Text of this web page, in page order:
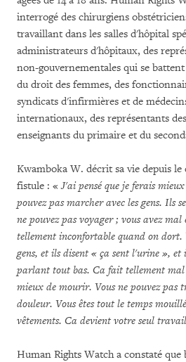
interrogé des chirurgiens
travaillant dans les salles d'hôpital
administrateurs d'hôpitaux, des
non-gouvernementales qui se
du droit des femmes, des
syndicats d'infirmières et de
internationaux, des représentants
enseignants du primaire et du
Kwamboka W. décrit sa vie depuis le
fistule : «J'ai pensé que je ferais
pouvez pas marcher avec les gens. Ils
ne pouvez pas voyager ; vous avez mal
tellement inconfortable quand on dort.
gens, et ils disent « ça sent l'urine », et
parlant tout bas. Ca fait tellement mal
mieux de mourir. Vous ne pouvez pas
douleur. Vous êtes tout le temps
vêtements. Ca devient votre seul
Human Rights Watch a constaté